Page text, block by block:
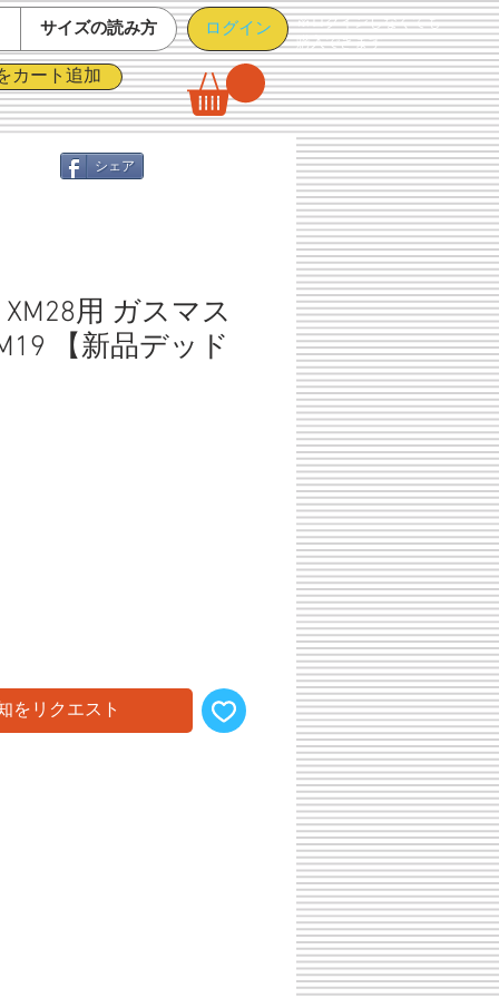
サイズの読み方
カート追加
ログイン
※ログインしなくても
購入できます
用 ガスマス
【新品デッド
をリクエスト
シェア